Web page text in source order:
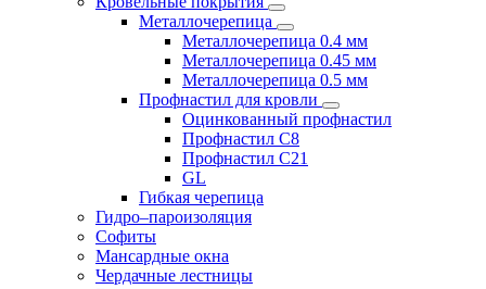
Металлочерепица
Металлочерепица 0.4 мм
Металлочерепица 0.45 мм
Металлочерепица 0.5 мм
Профнастил для кровли
Оцинкованный профнастил
Профнастил С8
Профнастил С21
GL
Гибкая черепица
Гидро–пароизоляция
Софиты
Мансардные окна
Чердачные лестницы